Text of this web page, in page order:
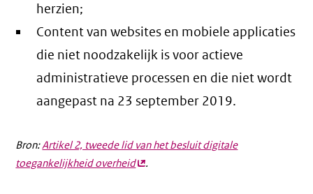
herzien;
Content van websites en mobiele applicaties
die niet noodzakelijk is voor actieve
administratieve processen en die niet wordt
aangepast na 23 september 2019.
Bron:Artikel 2, tweede lid van het besluit digitale
toegankelijkheid overheid(externe
.